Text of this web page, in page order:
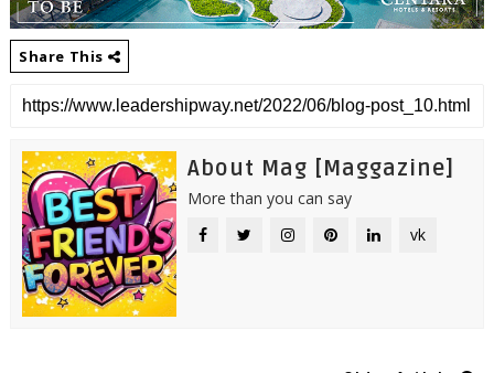
Share This
About Mag [Maggazine]
More than you can say
vk